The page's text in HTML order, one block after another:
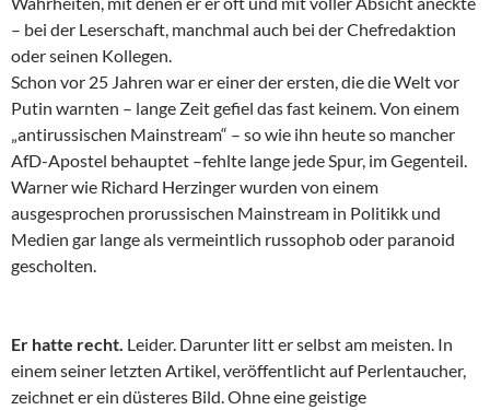
– bei der Leserschaft, manchmal auch bei der Chefredaktion
oder seinen Kollegen.
Schon vor 25 Jahren war er einer der ersten, die die Welt vor
Putin warnten – lange Zeit gefiel das fast keinem. Von einem
„antirussischen Mainstream“ – so wie ihn heute so mancher
AfD-Apostel behauptet –fehlte lange jede Spur, im Gegenteil.
Warner wie Richard Herzinger wurden von einem
ausgesprochen prorussischen Mainstream in Politikk und
Medien gar lange als vermeintlich russophob oder paranoid
gescholten.
Er hatte recht. Leider. Darunter litt er selbst am meisten. In
einem seiner letzten Artikel, veröffentlicht auf Perlentaucher,
zeichnet er ein düsteres Bild. Ohne eine geistige